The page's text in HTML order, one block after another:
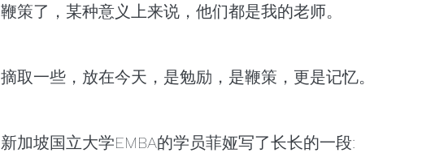
鞭策了，某种意义上来说，他们都是我的老师。
摘取一些，放在今天，是勉励，是鞭策，更是记忆。
新加坡国立大学EMBA的学员菲娅写了长长的一段: